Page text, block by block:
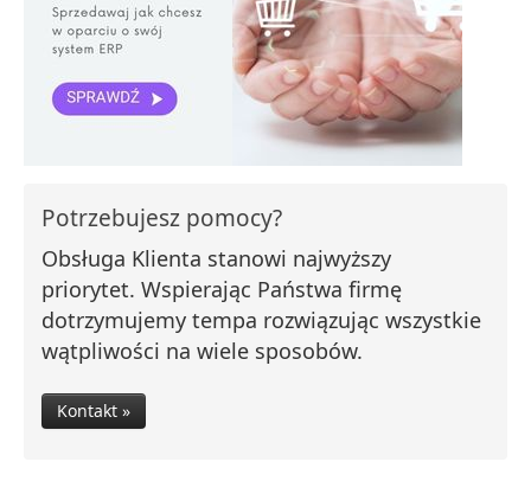
Potrzebujesz pomocy?
Obsługa Klienta stanowi najwyższy
priorytet. Wspierając Państwa firmę
dotrzymujemy tempa rozwiązując wszystkie
wątpliwości na wiele sposobów.
Kontakt »